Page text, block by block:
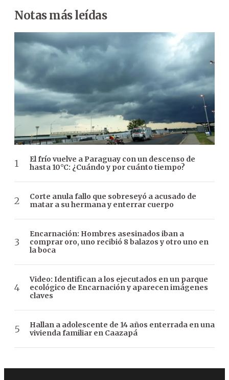
Notas más leídas
El frío vuelve a Paraguay con un descenso de
hasta 10°C: ¿Cuándo y por cuánto tiempo?
Corte anula fallo que sobreseyó a acusado de
matar a su hermana y enterrar cuerpo
Encarnación: Hombres asesinados iban a
comprar oro, uno recibió 8 balazos y otro uno en
la boca
Video: Identifican a los ejecutados en un parque
ecológico de Encarnación y aparecen imágenes
claves
Hallan a adolescente de 14 años enterrada en una
vivienda familiar en Caazapá